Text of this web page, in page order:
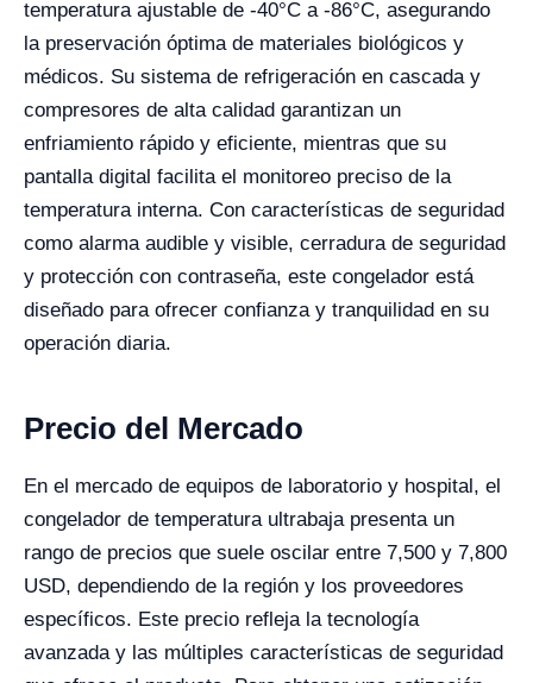
temperatura ajustable de -40°C a -86°C, asegurando
la preservación óptima de materiales biológicos y
médicos. Su sistema de refrigeración en cascada y
compresores de alta calidad garantizan un
enfriamiento rápido y eficiente, mientras que su
pantalla digital facilita el monitoreo preciso de la
temperatura interna. Con características de seguridad
como alarma audible y visible, cerradura de seguridad
y protección con contraseña, este congelador está
diseñado para ofrecer confianza y tranquilidad en su
operación diaria.
Precio del Mercado
En el mercado de equipos de laboratorio y hospital, el
congelador de temperatura ultrabaja presenta un
rango de precios que suele oscilar entre 7,500 y 7,800
USD, dependiendo de la región y los proveedores
específicos. Este precio refleja la tecnología
avanzada y las múltiples características de seguridad